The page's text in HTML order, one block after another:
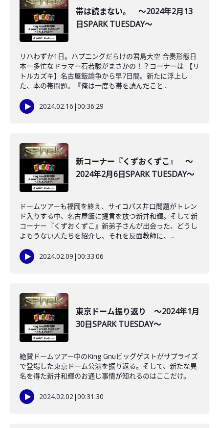
帯は読まない。 ～2024年2月13
日SPARK TUESDAY～
リハわずか1日。ハプニングだらけの君島大空 合奏形態日
本一多忙なドラマー石若駿がまさかの！？コーナーは 【リ
トルカズキ】名古屋飯論争から早7日間。新たに浮上し
た、本の帯問題。『俺は一度も帯を読んだこと...
2024.02.16 |00:36:29
新コーナー『くずおくずこ』 ～
2024年2月6日SPARK TUESDAY～
ドームツアーも福岡を終え、サイコパス井口問題がトレン
ド入りする中、名古屋飯に提言を放つ新井和輝。そして新
コーナー『くずおくずこ』新弟子さんが出会った、どうし
よもうない人たちを紹介し、それを反面教師に、...
2024.02.09 |00:33:06
東京ドーム振り返り ～2024年1月
30日SPARK TUESDAY～
絶賛ドームツアー中のKing Gnuビッグゲストがサプライズ
で登場した東京ドーム公演を振り返る。そして、新たな異
名を得た新井和輝のお通じ事情が知れるのはここだけ。
2024.02.02|00:31:30